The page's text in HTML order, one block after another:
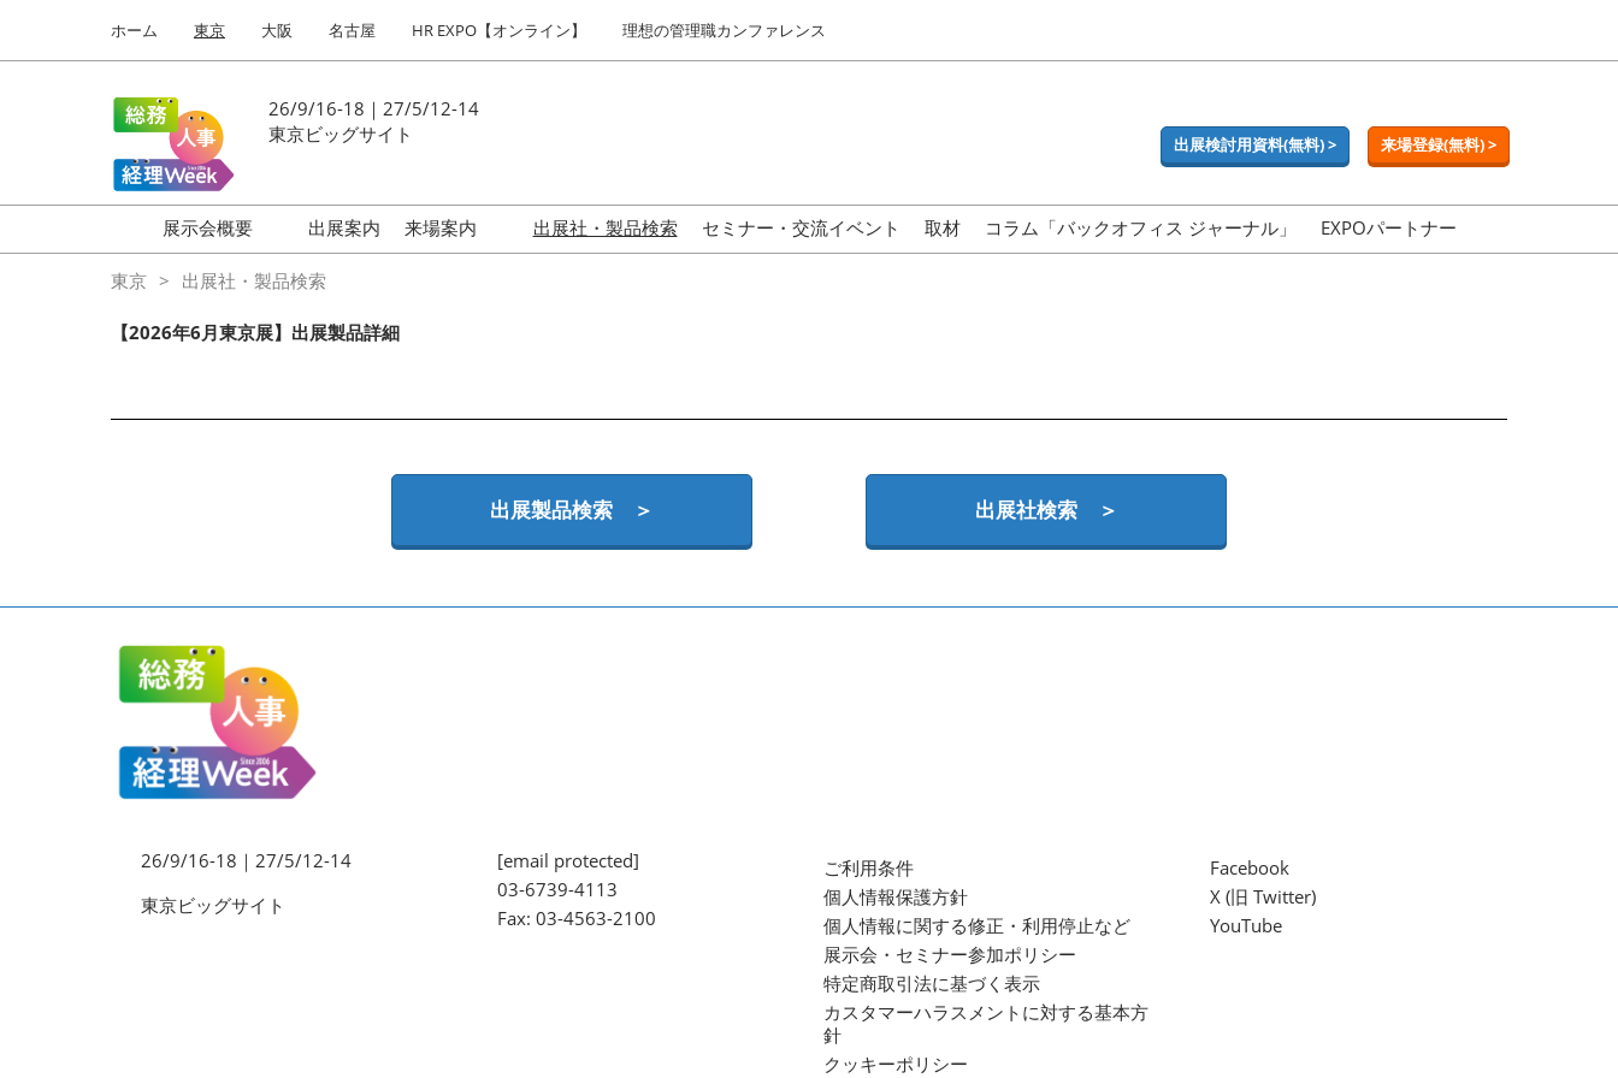
キ
プ
し
て
進
to
ホーム 東京 大阪 名古屋 HR EXPO【オンライン】 理想の管理職カンファレンス
26/9/16-18｜27/5/12-14
東京ビッグサイト
出展検討用資料(無料) > 来場登録(無料) >
展示会概要
働き方改革 EXPO
【9月より】バックオフィス
AIエージェント EXPO
【9月】展示会概要
出展案内
来場案内
出展社・製品検索 セミナー・交流イベント 取材 コラム「バックオフィス ジャーナル」 EXPOパートナー
東京 出展社・製品検索
【2026年6月東京展】出展製品詳細
出展製品検索 ＞ 出展社検索 ＞
26/9/16-18｜27/5/12-14
東京ビッグサイト
[email protected]
03-6739-4113
Fax: 03-4563-2100
ご利用条件
個人情報保護方針
個人情報に関する修正・利用停止など
展示会・セミナー参加ポリシー
特定商取引法に基づく表示
カスタマーハラスメントに対する基本方
針
クッキーポリシー
Facebook
X (旧 Twitter)
YouTube